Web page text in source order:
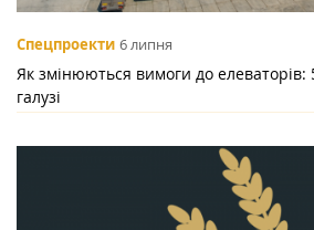
Спецпроекти 6 липня
Як змінюються вимоги до елеваторів:
галузі